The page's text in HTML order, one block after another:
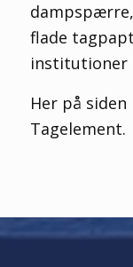
flade
institutioner
Her på
Tagelement.